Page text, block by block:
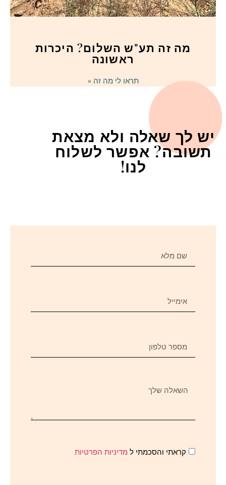
מה זה תע"ש השלום? היכרות
ראשונה
תראו לי מה זה »
יש לך שאלה ולא מצאת
תשובה? אפשר לשלוח
לנו!
קראתי והסכמתי ל מדיניות הפרטיות